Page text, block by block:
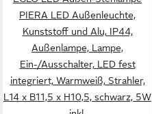
PIERA LED Außenleuchte,
Kunststoff und Alu, IP44,
Außenlampe, Lampe,
Ein-/Ausschalter, LED fest
integriert, Warmweiß, Strahler,
L14 x B11,5 x H10,5, schwarz, 5W